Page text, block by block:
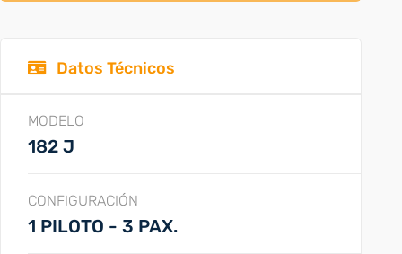
Datos Técnicos
MODELO
182 J
CONFIGURACIÓN
1 PILOTO - 3 PAX.